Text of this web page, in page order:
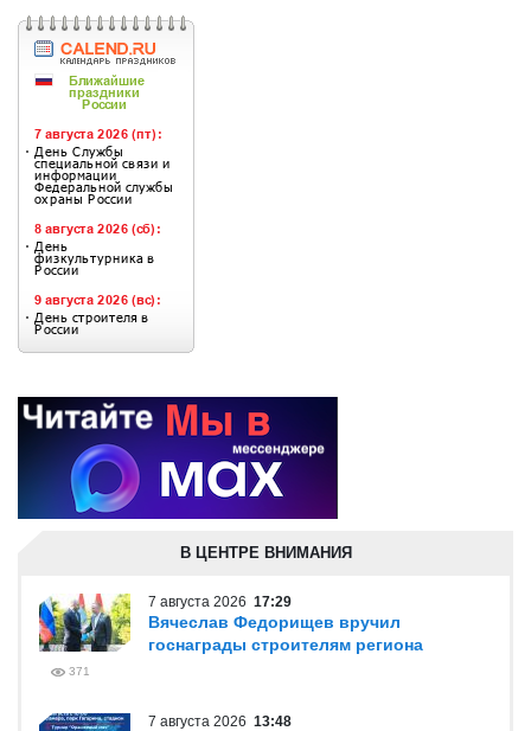
В ЦЕНТРЕ ВНИМАНИЯ
7 августа 2026 17:29
Вячеслав Федорищев вручил
госнаграды строителям региона
371
7 августа 2026 13:48